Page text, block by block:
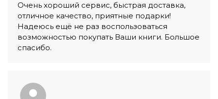
Очень хороший сервис, быстрая доставка,
отличное качество, приятные подарки!
Надеюсь ещё не раз воспользоваться
возможностью покупать Ваши книги. Большое
спасибо.